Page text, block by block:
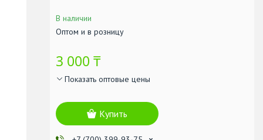
В наличии
Оптом и в розницу
3 000 ₸
Показать оптовые цены
Купить